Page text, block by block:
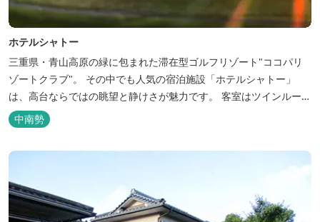
ホテルシャトー
三重県・青山高原の緑に包まれた滞在型ゴルフリゾート"ココパリ
ゾートクラブ"。 その中でも人気の宿泊施設「ホテルシャトー」
は、高台ならではの眺望と静けさが魅力です。 客室はツインルーム
から4〜6名で泊まれる和洋室まで幅広く、旅のスタイルに合わせて
選べます。 天然温泉の大浴場・露天風呂、ロウリュ式サウナで体を
中南勢